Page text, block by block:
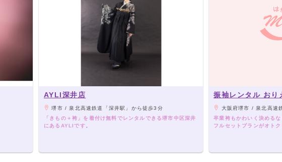
AYLI深井店
堺市 / 泉北高速鉄道「深井駅」から徒歩3分
「きもの＋袴」を着付け無料でレンタルできる堺市中区深井
にあるAYLIです。
振袖レンタル おり
大阪府堺市 / 泉北高速鉄
卒業袴もかわいく決める
フルセットプランがオト